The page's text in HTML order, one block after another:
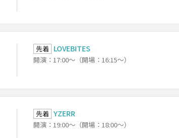
先着 LOVEBITES
開演：17:00～（開場：16:15～）
先着 YZERR
開演：19:00～（開場：18:00～）